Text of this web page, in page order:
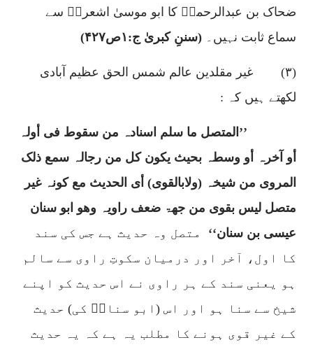
ضحاک بن عبدالرحمنؒ کا ابو موسیٰ اشعریؒ سے
سماع ثابت نہیں۔ (سننِ کبریٰ ج: ۱ص۴۲۷)
(۳)
غیر مقلدین عالم شمس الحق عظیم آبادی
لکھتے ہیں کہ :
’’المتصل ما سلم اسنادہ من سقوط فی أولہ
أو آخرہ أو وسطہ بحیث یکون کل من رجالہ سمع ذلک
المروی من شیخہ (ولابالقوی) أی الحدیث مع کونہ غیر
متصل لیس بقوی من جھۃ ضعف راویہ وھو ابو سنان
عیسی بن سنان‘‘
متصل وہ حدیث ہے جس کی سند
کا اول، آخر اور درمیان سکوتِ راوی سے سالم
ہو یعنی سند کے ہر راوی نے اس حدیث کو اپنے
شیخ سے سنا ہو اور اس (ابو سنانؒ کی) حدیث
کے غیر قوی ہونے کا مطلب یہ ہے کہ یہ حدیث